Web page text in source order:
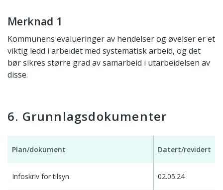
Merknad 1
Kommunens evalueringer av hendelser og øvelser er et
viktig ledd i arbeidet med systematisk arbeid, og det
bør sikres større grad av samarbeid i utarbeidelsen av
disse.
6. Grunnlagsdokumenter
Plan/dokument Datert/revidert
Infoskriv for tilsyn 02.05.24